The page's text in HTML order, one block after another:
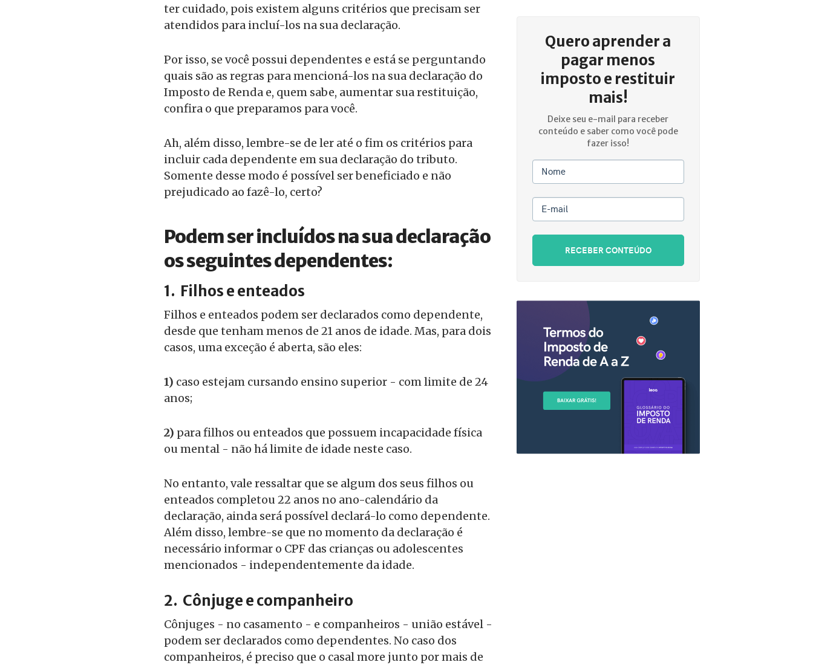
ter cuidado, pois existem alguns critérios que precisam ser
atendidos para incluí-los na sua declaração.
Por isso, se você possui dependentes e está se perguntando
quais são as regras para mencioná-los na sua declaração do
Imposto de Renda e, quem sabe, aumentar sua restituição,
confira o que preparamos para você.
Ah, além disso, lembre-se de ler até o fim os critérios para
incluir cada dependente em sua declaração do tributo.
Somente desse modo é possível ser beneficiado e não
prejudicado ao fazê-lo, certo?
Podem ser incluídos na sua declaração
os seguintes dependentes:
1. Filhos e enteados
Filhos e enteados podem ser declarados como dependente,
desde que tenham menos de 21 anos de idade. Mas, para dois
casos, uma exceção é aberta, são eles:
1) caso estejam cursando ensino superior - com limite de 24
anos;
2) para filhos ou enteados que possuem incapacidade física
ou mental - não há limite de idade neste caso.
No entanto, vale ressaltar que se algum dos seus filhos ou
enteados completou 22 anos no ano-calendário da
declaração, ainda será possível declará-lo como dependente.
Além disso, lembre-se que no momento da declaração é
necessário informar o CPF das crianças ou adolescentes
mencionados - independentemente da idade.
2. Cônjuge e companheiro
Cônjuges - no casamento - e companheiros - união estável -
podem ser declarados como dependentes. No caso dos
companheiros, é preciso que o casal more junto por mais de
Quero aprender a
pagar menos
imposto e restituir
mais!
Deixe seu e-mail para receber
conteúdo e saber como você pode
fazer isso!
Nome
E-mail
RECEBER CONTEÚDO